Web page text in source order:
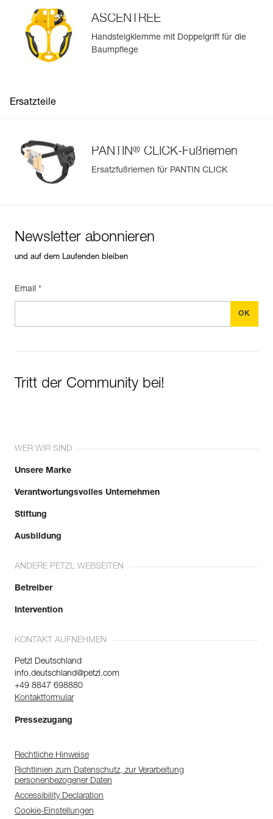
Mehr erfahren ASCENTREE
Handsteigklemme mit Doppelgriff für die
Baumpflege
Ersatzteile
PANTIN® CLICK-Fußriemen
Ersatzfußriemen für PANTIN CLICK
Newsletter abonnieren
und auf dem Laufenden bleiben
Email *
Tritt der Community bei!
WER WIR SIND
Unsere Marke
Verantwortungsvolles Unternehmen
Stiftung
Ausbildung
ANDERE PETZL WEBSEITEN
Betreiber
Intervention
KONTAKT AUFNEHMEN
Petzl Deutschland
info.deutschland@petzl.com
+49 8847 698880
Kontaktformular
Pressezugang
Rechtliche Hinweise
Richtlinien zum Datenschutz, zur Verarbeitung
personenbezogener Daten
Accessibility Declaration
Cookie-Einstellungen